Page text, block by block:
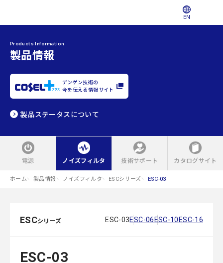
EN
Products Information
製品情報
デンゲン技術の
今を伝える情報サイト
製品ステータスについて
電源 ノイズフィルタ 技術サポート カタログサイト
ホーム 製品情報 ノイズフィルタ ESCシリーズ ESC-03
ESCシリーズ ESC-03ESC-06 ESC-10 ESC-16
ESC-03